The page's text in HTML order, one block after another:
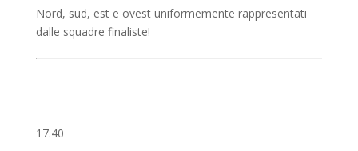
Nord, sud, est e ovest uniformemente rappresentati
dalle squadre finaliste!
17.40